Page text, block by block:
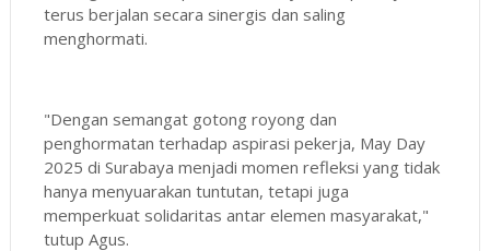
terus berjalan secara sinergis dan saling
menghormati.
"Dengan semangat gotong royong dan
penghormatan terhadap aspirasi pekerja, May Day
2025 di Surabaya menjadi momen refleksi yang tidak
hanya menyuarakan tuntutan, tetapi juga
memperkuat solidaritas antar elemen masyarakat,"
tutup Agus.